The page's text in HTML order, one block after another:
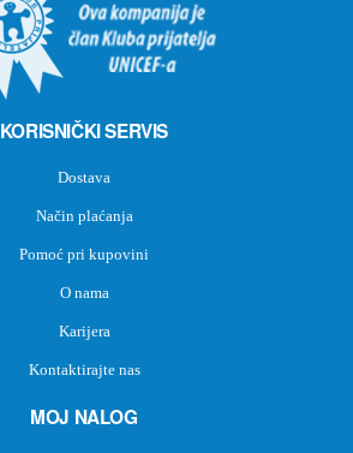
KORISNIČKI SERVIS
Dostava
Način plaćanja
Pomoć pri kupovini
O nama
Karijera
Kontaktirajte nas
MOJ NALOG